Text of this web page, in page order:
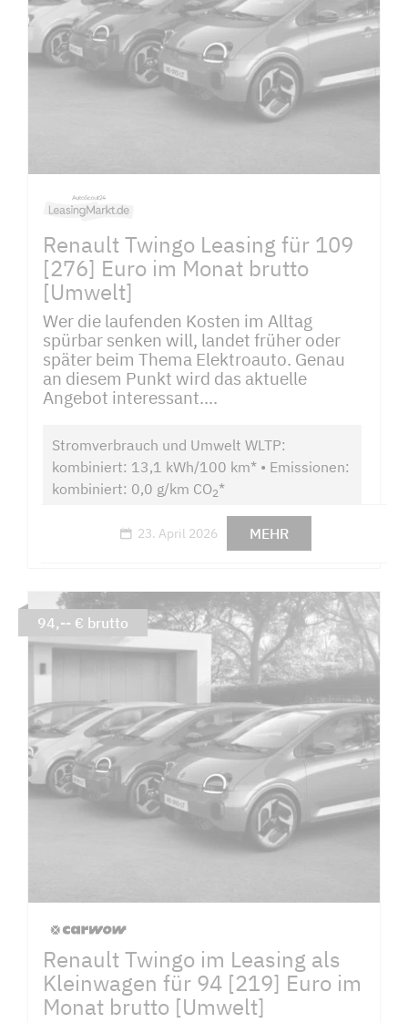
Renault Twingo Leasing für 109
[276] Euro im Monat brutto
[Umwelt]
Wer die laufenden Kosten im Alltag
spürbar senken will, landet früher oder
später beim Thema Elektroauto. Genau
an diesem Punkt wird das aktuelle
Angebot interessant....
Stromverbrauch und Umwelt WLTP:
kombiniert: 13,1 kWh/100 km* • Emissionen:
kombiniert: 0,0 g/km CO2*
23. April 2026 MEHR
Renault Twingo im Leasing als
Kleinwagen für 94 [219] Euro im
Monat brutto [Umwelt]
94,-- € brutto